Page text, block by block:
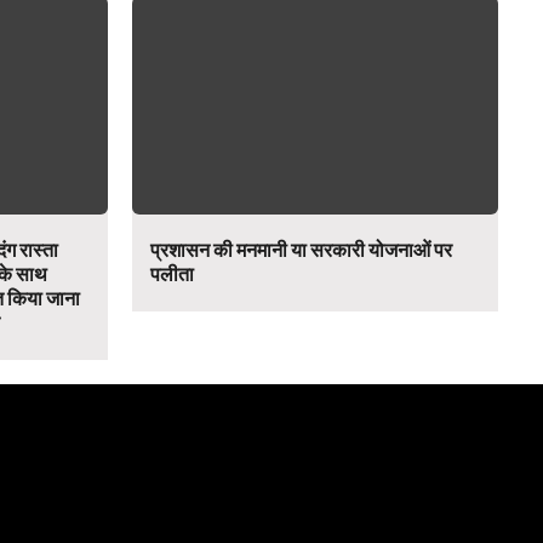
रास्ता
के साथ
जाना
प्रशासन की मनमानी या सरकारी योजनाओं पर
पलीता